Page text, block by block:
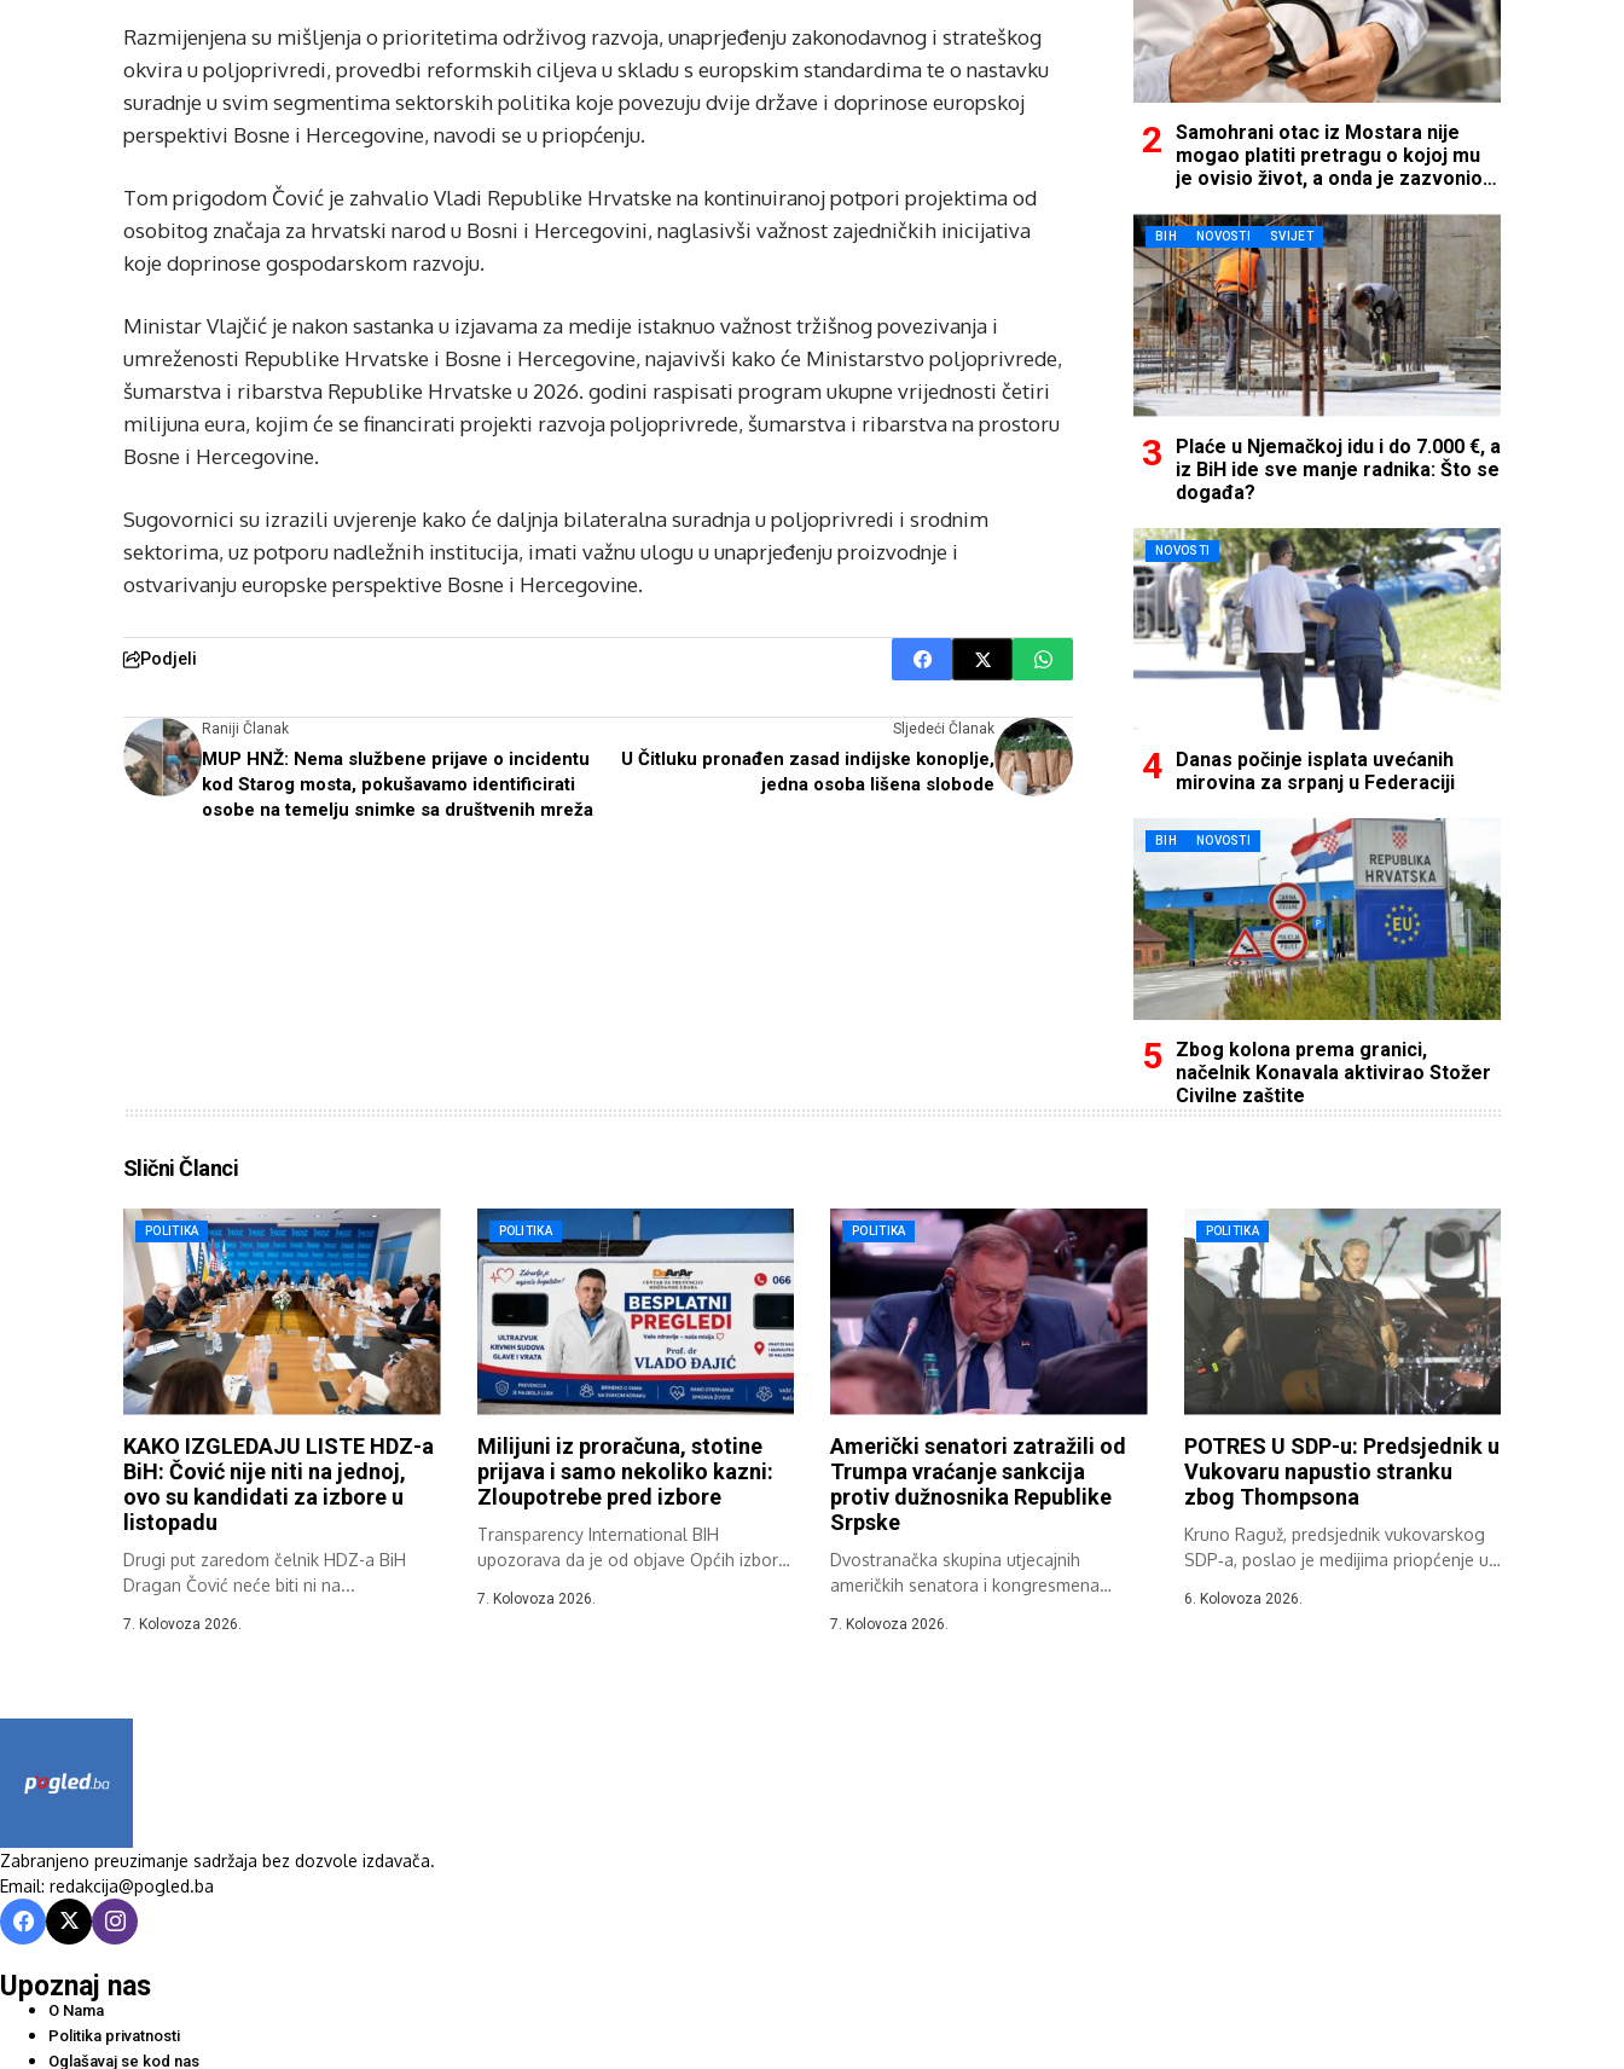
Razmijenjena su mišljenja o prioritetima održivog razvoja, unaprjeđenju zakonodavnog i strateškog
okvira u poljoprivredi, provedbi reformskih ciljeva u skladu s europskim standardima te o nastavku
suradnje u svim segmentima sektorskih politika koje povezuju dvije države i doprinose europskoj
perspektivi Bosne i Hercegovine, navodi se u priopćenju.
Tom prigodom Čović je zahvalio Vladi Republike Hrvatske na kontinuiranoj potpori projektima od
osobitog značaja za hrvatski narod u Bosni i Hercegovini, naglasivši važnost zajedničkih inicijativa
koje doprinose gospodarskom razvoju.
Ministar Vlajčić je nakon sastanka u izjavama za medije istaknuo važnost tržišnog povezivanja i
umreženosti Republike Hrvatske i Bosne i Hercegovine, najavivši kako će Ministarstvo poljoprivrede,
šumarstva i ribarstva Republike Hrvatske u 2026. godini raspisati program ukupne vrijednosti četiri
milijuna eura, kojim će se financirati projekti razvoja poljoprivrede, šumarstva i ribarstva na prostoru
Bosne i Hercegovine.
Sugovornici su izrazili uvjerenje kako će daljnja bilateralna suradnja u poljoprivredi i srodnim
sektorima, uz potporu nadležnih institucija, imati važnu ulogu u unaprjeđenju proizvodnje i
ostvarivanju europske perspektive Bosne i Hercegovine.
Podjeli
Raniji Članak
MUP HNŽ: Nema službene prijave o incidentu
kod Starog mosta, pokušavamo identificirati
osobe na temelju snimke sa društvenih mreža
Sljedeći Članak
U Čitluku pronađen zasad indijske konoplje,
jedna osoba lišena slobode
Samohrani otac iz Mostara nije
mogao platiti pretragu o kojoj mu
je ovisio život, a onda je zazvonio
BIH NOVOSTI SVIJET
Plaće u Njemačkoj idu i do 7.000 €, a
iz BiH ide sve manje radnika: Što se
događa?
NOVOSTI
Danas počinje isplata uvećanih
mirovina za srpanj u Federaciji
BIH NOVOSTI
Zbog kolona prema granici,
načelnik Konavala aktivirao Stožer
Civilne zaštite
Slični Članci
POLITIKA
KAKO IZGLEDAJU LISTE HDZ-a
BiH: Čović nije niti na jednoj,
ovo su kandidati za izbore u
listopadu
Drugi put zaredom čelnik HDZ-a BiH
Dragan Čović neće biti ni na...
7. Kolovoza 2026.
POLITIKA
Milijuni iz proračuna, stotine
prijava i samo nekoliko kazni:
Zloupotrebe pred izbore
Transparency International BIH
upozorava da je od objave Općih izbora
7. Kolovoza 2026.
POLITIKA
Američki senatori zatražili od
Trumpa vraćanje sankcija
protiv dužnosnika Republike
Srpske
Dvostranačka skupina utjecajnih
američkih senatora i kongresmena
američkog...
7. Kolovoza 2026.
POLITIKA
POTRES U SDP-u: Predsjednik u
Vukovaru napustio stranku
zbog Thompsona
Kruno Raguž, predsjednik vukovarskog
SDP‑a, poslao je medijima priopćenje u
6. Kolovoza 2026.
Zabranjeno preuzimanje sadržaja bez dozvole izdavača.
Email: redakcija@pogled.ba
Upoznaj nas
O Nama
Politika privatnosti
Oglašavaj se kod nas